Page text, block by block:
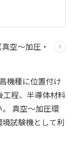
空～加圧・
機種に位置付け
工程、半導体材料
真空～加圧環
試験機として利